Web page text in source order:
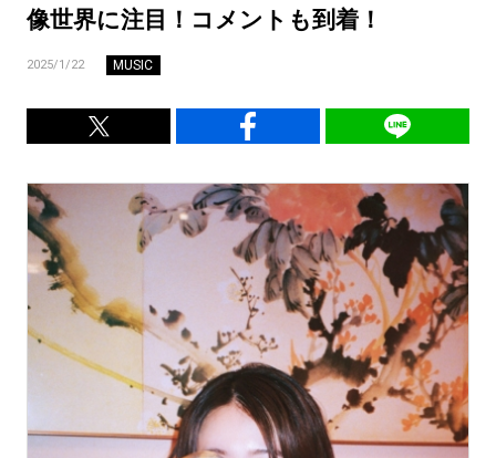
像世界に注目！コメントも到着！
2025/1/22 MUSIC